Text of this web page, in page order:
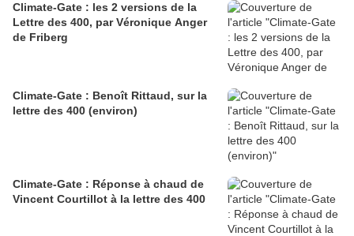
Climate-Gate : les 2 versions de la
Lettre des 400, par Véronique Anger
de Friberg
Climate-Gate : Benoît Rittaud, sur la
lettre des 400 (environ)
Climate-Gate : Réponse à chaud de
Vincent Courtillot à la lettre des 400